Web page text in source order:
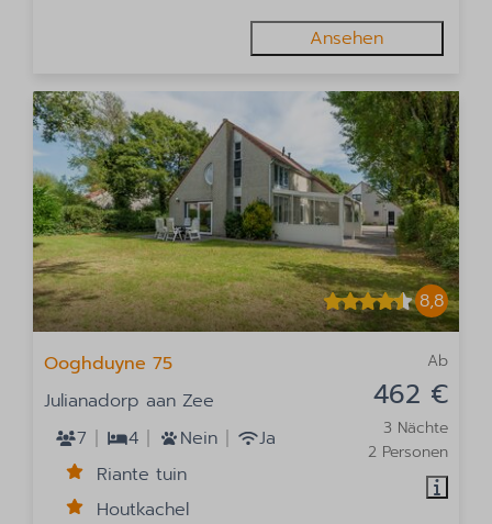
Ansehen
8,8
Ab
462 €
3 Nächte
2 Personen
Ooghduyne 75
Julianadorp aan Zee
7
4 Nein
Ja
Riante tuin
Houtkachel